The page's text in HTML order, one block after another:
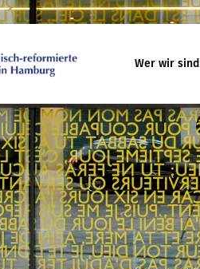
Wer wir sind
Gemeindeleben
Begegnungskreise
Kirchenmusik
Projekte und Kooperationen
Engagement